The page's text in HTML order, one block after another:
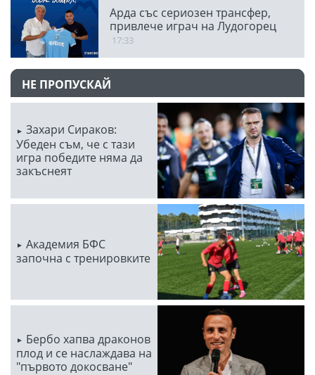
Арда със сериозен трансфер,
привлече играч на Лудогорец
17:33
НЕ ПРОПУСКАЙ
Захари Сираков:
Убеден съм, че с тази
игра победите няма да
закъснеят
Академия БФС
започна с тренировките
Бербо хапва драконов
плод и се наслаждава на
"първото докосване"